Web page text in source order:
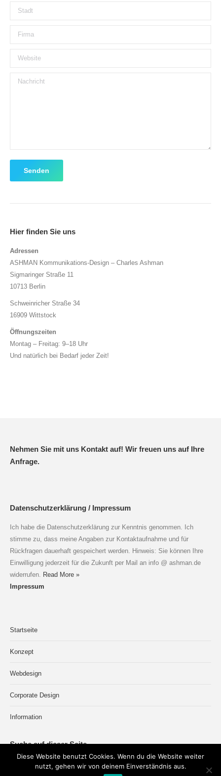
Stadt
Firma
Website
Nachricht
Senden
Hier finden Sie uns
Adressen
ASHMAN Kommunikations-Design – Charles Ashman
Sigmaringer Straße 11
10713 Berlin
Schweinricher Straße 34
16909 Wittstock
Öffnungszeiten
Montag – Freitag: 9–18 Uhr
Und natürlich bei Bedarf jeder Zeit!
Nehmen Sie mit uns Kontakt auf! Wir freuen uns auf Ihre
Anfrage.
Datenschutzerklärung / Impressum
Ich habe die Datenschutzerklärung zur Kenntnis genommen. Ich
stimme zu, dass meine Angaben zur Kontaktaufnahme und für
Rückfragen dauerhaft gespeichert werden. Hinweis: Sie können Ihre
Einwilligung jederzeit für die Zukunft per Mail an info @ ashman.de
widerrufen.
Read More »
Impressum
Startseite
Konzept
Webdesign
Corporate Design
Information
Suche auf dieser Seite
Diese Website benutzt Cookies. Wenn du die Website weiter
nutzt, gehen wir von deinem Einverständnis aus.